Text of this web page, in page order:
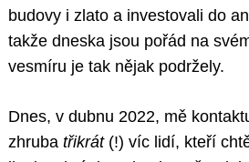
budovy i zlato a investovali do
takže dneska jsou pořád na
vesmíru je tak nějak podržely.
Dnes, v dubnu 2022, mě
zhruba třikrát(!) víc lidí, kteří